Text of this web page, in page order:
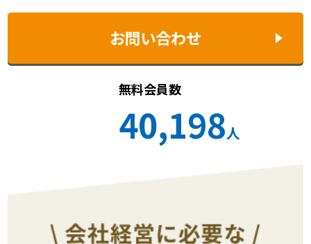
お問い合わせ
無料会員数
40,198人